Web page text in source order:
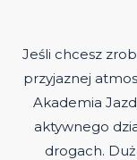
Jeśli chcesz
przyjaznej
Akademia
aktywnego
drogach.